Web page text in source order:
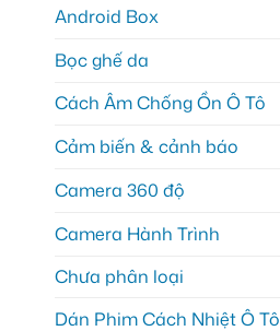
Android Box
Bọc ghế da
Cách Âm Chống Ồn Ô Tô
Cảm biến & cảnh báo
Camera 360 độ
Camera Hành Trình
Chưa phân loại
Dán Phim Cách Nhiệt Ô Tô